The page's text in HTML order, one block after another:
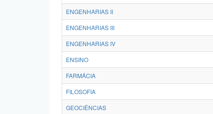
ENGENHARIAS II
ENGENHARIAS III
ENGENHARIAS IV
ENSINO
FARMÁCIA
FILOSOFIA
GEOCIÊNCIAS